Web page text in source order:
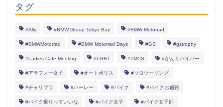
タグ
#Ally #BMW Group Tokyo Bay #BMW Motorrad
#BMWMotorrad #BMW Motorrad Days #GS #gstrophy
#Ladies Cafe Meeting #LGBT #TMCS #がんサバイバー
#アラフォー女子 #オートポリス #ソロツーリング
#チャリブラ #ハーレー #バイク #バイクお遍路
#バイク乗りっていいな #バイク女子 #バイク女子部